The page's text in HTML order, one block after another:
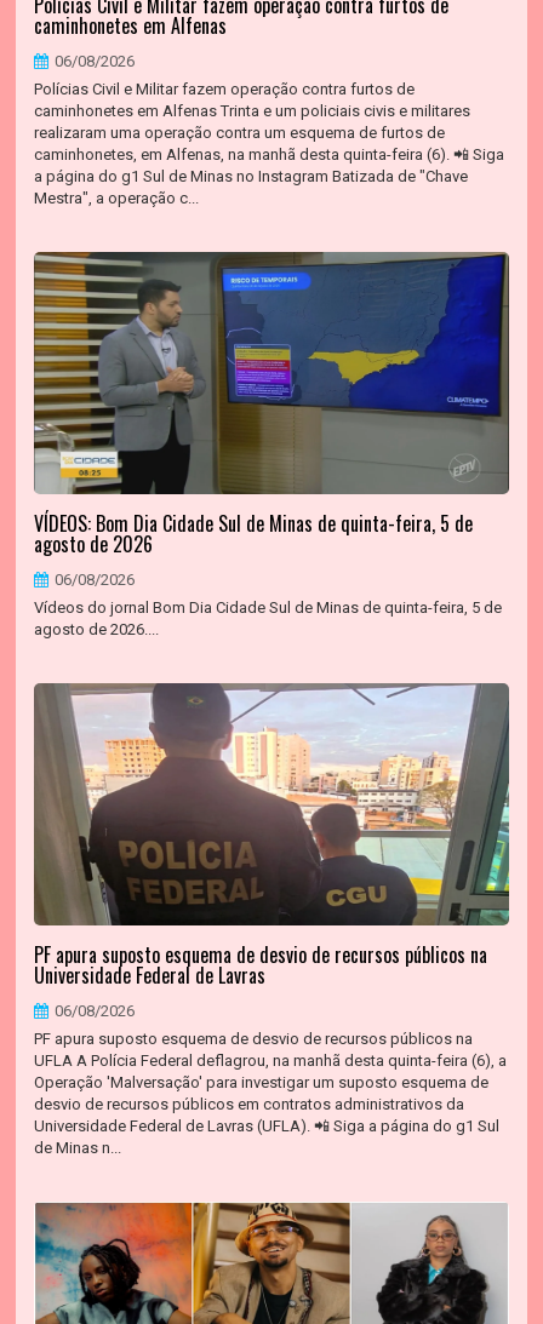
caminhonetes em Alfenas
06/08/2026
Polícias Civil e Militar fazem operação contra furtos de
caminhonetes em Alfenas Trinta e um policiais civis e militares
realizaram uma operação contra um esquema de furtos de
caminhonetes, em Alfenas, na manhã desta quinta-feira (6). 📲 Siga
a página do g1 Sul de Minas no Instagram Batizada de "Chave
Mestra", a operação c...
VÍDEOS: Bom Dia Cidade Sul de Minas de quinta-feira, 5 de
agosto de 2026
06/08/2026
Vídeos do jornal Bom Dia Cidade Sul de Minas de quinta-feira, 5 de
agosto de 2026....
PF apura suposto esquema de desvio de recursos públicos na
Universidade Federal de Lavras
06/08/2026
PF apura suposto esquema de desvio de recursos públicos na
UFLA A Polícia Federal deflagrou, na manhã desta quinta-feira (6), a
Operação 'Malversação' para investigar um suposto esquema de
desvio de recursos públicos em contratos administrativos da
Universidade Federal de Lavras (UFLA). 📲 Siga a página do g1 Sul
de Minas n...